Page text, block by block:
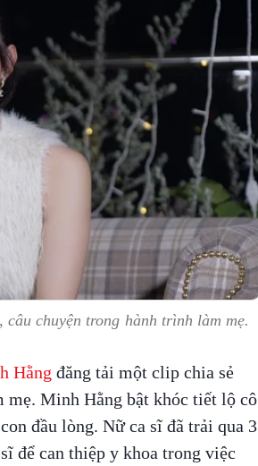
chuyện trong hành trình làm mẹ.
Hằng đăng tải một clip chia sẻ
mẹ. Minh Hằng bật khóc tiết lộ cô
đầu lòng. Nữ ca sĩ đã trải qua 3
để can thiệp y khoa trong việc